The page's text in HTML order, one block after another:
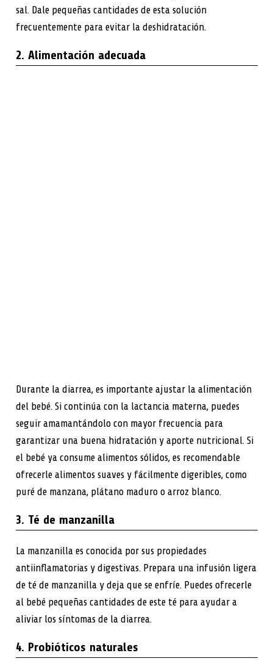
sal. Dale pequeñas cantidades de esta solución
frecuentemente para evitar la deshidratación.
2. Alimentación adecuada
Durante la diarrea, es importante ajustar la alimentación
del bebé. Si continúa con la lactancia materna, puedes
seguir amamantándolo con mayor frecuencia para
garantizar una buena hidratación y aporte nutricional. Si
el bebé ya consume alimentos sólidos, es recomendable
ofrecerle alimentos suaves y fácilmente digeribles, como
puré de manzana, plátano maduro o arroz blanco.
3. Té de manzanilla
La manzanilla es conocida por sus propiedades
antiinflamatorias y digestivas. Prepara una infusión ligera
de té de manzanilla y deja que se enfríe. Puedes ofrecerle
al bebé pequeñas cantidades de este té para ayudar a
aliviar los síntomas de la diarrea.
4. Probióticos naturales